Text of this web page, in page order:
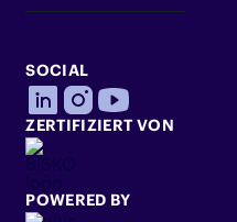
SOCIAL
ZERTIFIZIERT VON
POWERED BY